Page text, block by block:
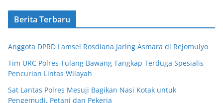
Berita Terbaru
Anggota DPRD Lamsel Rosdiana Jaring Asmara di Rejomulyo
Tim URC Polres Tulang Bawang Tangkap Terduga Spesialis
Pencurian Lintas Wilayah
Sat Lantas Polres Mesuji Bagikan Nasi Kotak untuk
Pengemudi, Petani dan Pekerja